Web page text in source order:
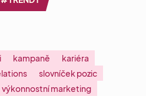
kampaně
kariéra
slovníček pozic
výkonnostní marketing